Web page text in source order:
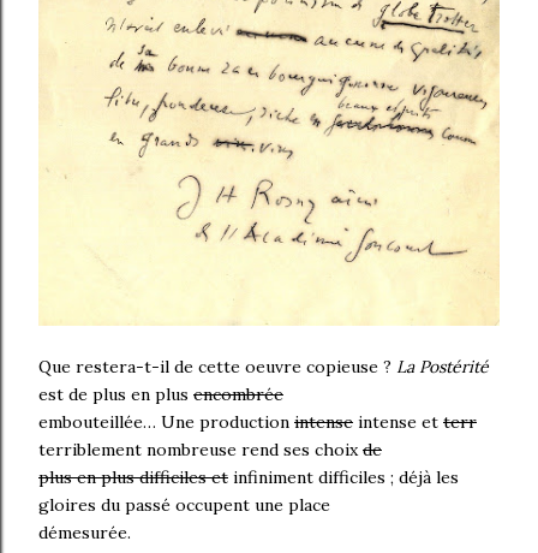
Que restera-t-il de cette oeuvre copieuse ? La Postérité
est de plus en plus encombrée
embouteillée… Une production intense intense et terr
terriblement nombreuse rend ses choixde
plus en plus difficiles et infiniment difficiles ; déjà les
gloires du passé occupent une place
démesurée.